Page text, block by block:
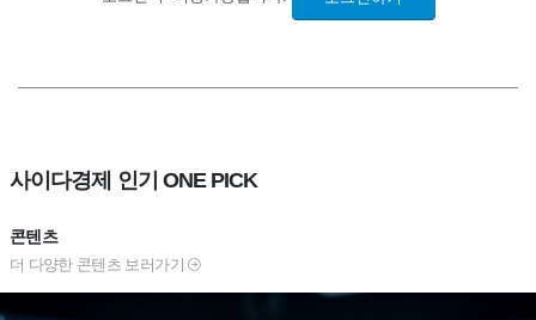
사이다경제 인기 ONE PICK
콘텐츠
더 다양한 콘텐츠 보러가기